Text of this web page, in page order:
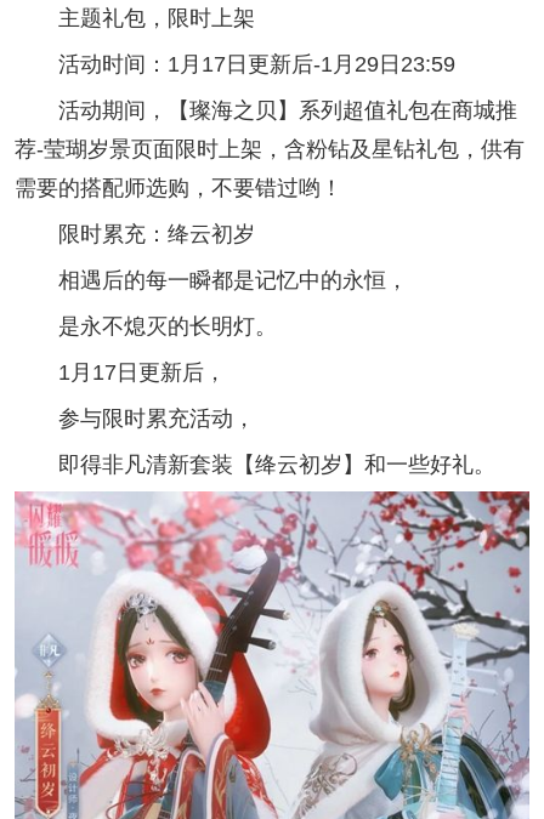
主题礼包，限时上架
活动时间：1月17日更新后-1月29日23:59
活动期间，【璨海之贝】系列超值礼包在商城推
荐-莹瑚岁景页面限时上架，含粉钻及星钻礼包，供有
需要的搭配师选购，不要错过哟！
限时累充：绛云初岁
相遇后的每一瞬都是记忆中的永恒，
是永不熄灭的长明灯。
1月17日更新后，
参与限时累充活动，
即得非凡清新套装【绛云初岁】和一些好礼。